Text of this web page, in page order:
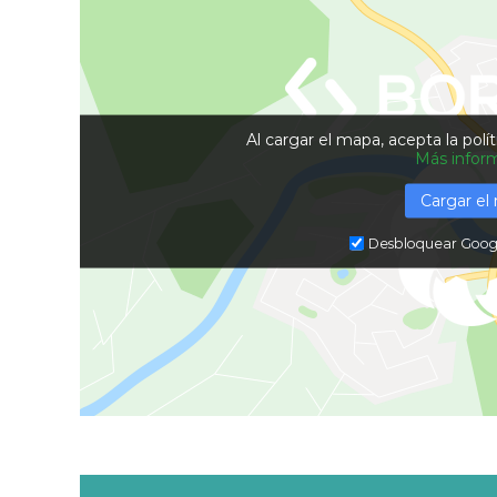
Al cargar el mapa, acepta la
Más
Cargar el
Desbloquear